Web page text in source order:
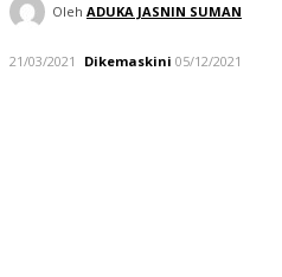
Oleh ADUKA JASNIN SUMAN
21/03/2021 Dikemaskini 05/12/2021